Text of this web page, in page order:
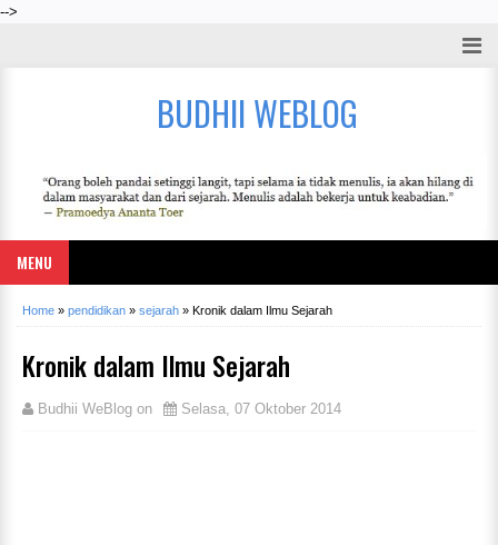
-->
BUDHII WEBLOG
MENU
Home » pendidikan » sejarah » Kronik dalam Ilmu Sejarah
Kronik dalam Ilmu Sejarah
Budhii WeBlog on Selasa, 07 Oktober 2014